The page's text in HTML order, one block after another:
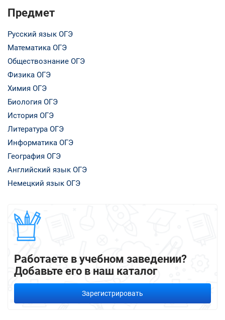
Предмет
Русский язык ОГЭ
Математика ОГЭ
Обществознание ОГЭ
Физика ОГЭ
Химия ОГЭ
Биология ОГЭ
История ОГЭ
Литература ОГЭ
Информатика ОГЭ
География ОГЭ
Английский язык ОГЭ
Немецкий язык ОГЭ
Работаете в учебном заведении?
Добавьте его в наш каталог
Зарегистрировать